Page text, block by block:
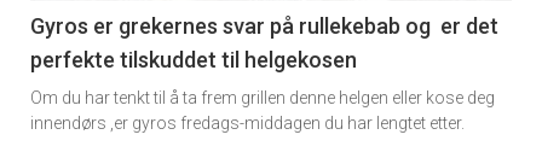
11
Dagens
rett
Gyros er grekernes svar på rullekebab og er det
perfekte tilskuddet til helgekosen
Om du har tenkt til å ta frem grillen denne helgen eller kose deg
innendørs ,er gyros fredags-middagen du har lengtet etter.